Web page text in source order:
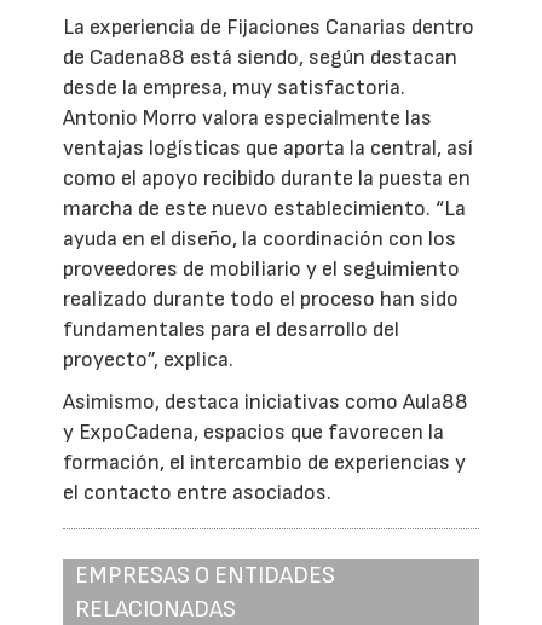
La experiencia de Fijaciones Canarias dentro
de Cadena88 está siendo, según destacan
desde la empresa, muy satisfactoria.
Antonio Morro valora especialmente las
ventajas logísticas que aporta la central, así
como el apoyo recibido durante la puesta en
marcha de este nuevo establecimiento. “La
ayuda en el diseño, la coordinación con los
proveedores de mobiliario y el seguimiento
realizado durante todo el proceso han sido
fundamentales para el desarrollo del
proyecto”, explica.
Asimismo, destaca iniciativas como Aula88
y ExpoCadena, espacios que favorecen la
formación, el intercambio de experiencias y
el contacto entre asociados.
EMPRESAS O ENTIDADES
RELACIONADAS